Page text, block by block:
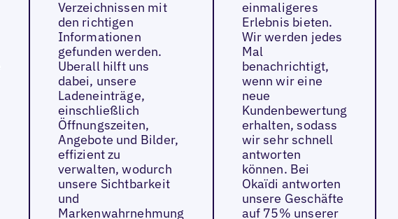
Verzeichnissen mit
den richtigen
Informationen
gefunden werden.
Uberall hilft uns
dabei, unsere
Ladeneinträge,
einschließlich
Öffnungszeiten,
Angebote und Bilder,
effizient zu
verwalten, wodurch
unsere Sichtbarkeit
und
Markenwahrnehmung
einmaligeres
Erlebnis bieten.
Wir werden jedes
Mal
benachrichtigt,
wenn wir eine
neue
Kundenbewertung
erhalten, sodass
wir sehr schnell
antworten
können. Bei
Okaïdi antworten
unsere Geschäfte
auf 75% unserer